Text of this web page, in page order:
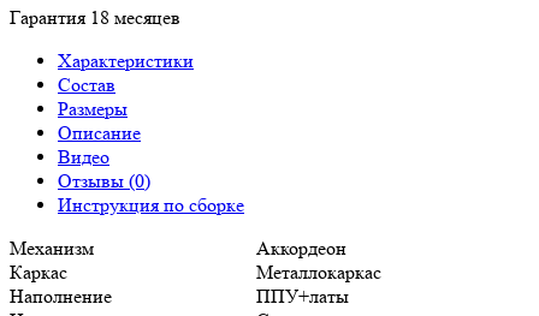
Гарантия18месяцев
Характеристики
Состав
Размеры
Описание
Видео
Отзывы (0)
Инструкция по сборке
Механизм
Аккордеон
Каркас
Металлокаркас
Наполнение
ППУ+латы